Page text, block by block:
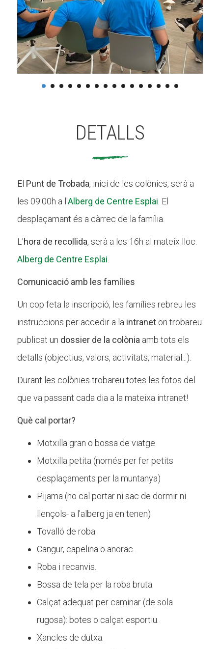
DETALLS
El Punt de Trobada, inici de les colònies, serà a
les 09:00h a l'Alberg de Centre Esplai . El
desplaçamant és a càrrec de la família.
L'hora de recollida, serà a les 16h al mateix lloc:
Alberg de Centre Esplai
Comunicació amb les famílies
Un cop feta la inscripció, les famílies rebreu les
instruccions per accedir a la intranet on trobareu
publicat un dossier de la colònia amb tots els
detalls (objectius, valors, activitats, material...).
Durant les colònies trobareu totes les fotos del
que va passant cada dia a la mateixa intranet!
Què cal portar?
Motxilla gran o bossa de viatge
Motxilla petita (només per fer petits
desplaçaments per la muntanya)
Pijama (no cal portar ni sac de dormir ni
llençols- a l'alberg ja en tenen)
Tovalló de roba.
Cangur, capelina o anorac.
Roba i recanvis.
Bossa de tela per la roba bruta.
Calçat adequat per caminar (de sola
rugosa): botes o calçat esportiu.
Xancles de dutxa.